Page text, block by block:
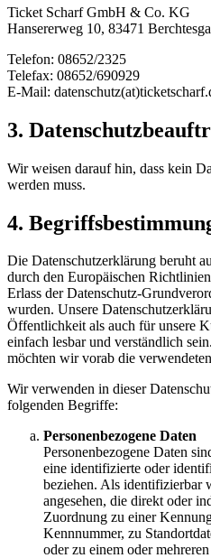
Ticket Scharf GmbH & Co. KG
Hansererweg 10, 83471
Telefon: 08652/2325
Telefax: 08652/690929
E-Mail:
3.
Wir weisen darauf hin, dass kein
werden muss.
4.
Die Datenschutzerklärung beruht
durch den Europäischen
Erlass der Datenschutz-
wurden. Unsere
Öffentlichkeit als auch für unsere
einfach lesbar und verständlich
möchten wir vorab die
Wir verwenden in dieser
folgenden Begriffe:
Personenbezogene Daten
Personenbezogene Daten
eine identifizierte oder
beziehen. Als identifizierbar
angesehen, die direkt oder
Zuordnung zu einer
Kennnummer, zu
oder zu einem oder